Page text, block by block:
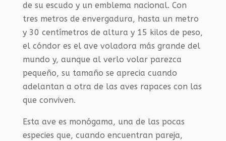
de su escudo y un emblema nacional. Con
tres metros de envergadura, hasta un metro
y 30 centímetros de altura y 15 kilos de peso,
el cóndor es el ave voladora más grande del
mundo y, aunque al verlo volar parezca
pequeño, su tamaño se aprecia cuando
adelantan a otra de las aves rapaces con las
que conviven.
Esta ave es monógama, una de las pocas
especies que, cuando encuentran pareja,